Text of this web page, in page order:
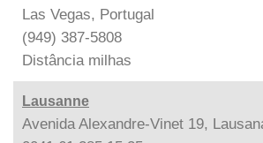
Las Vegas, Portugal
(949) 387-5808
Distância milhas
Lausanne
Avenida Alexandre-Vinet 19,